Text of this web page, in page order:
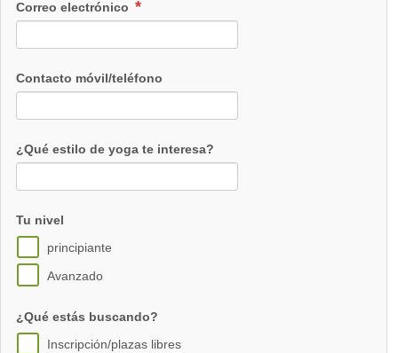
Correo electrónico
Contacto móvil/teléfono
¿Qué estilo de yoga te interesa?
Tu nivel
principiante
Avanzado
¿Qué estás buscando?
Inscripción/plazas libres